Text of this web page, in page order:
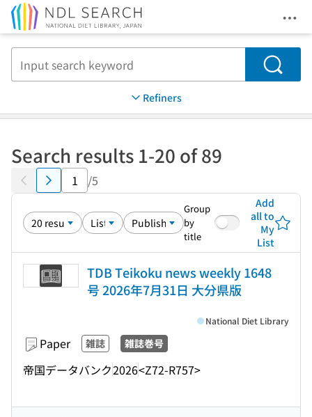
Search
Refiners
Search results 1-20 of 89
/5
Group
by
title
Add
all to
My
List
TDB Teikoku news weekly 1648
号 2026年7月31日 大分県版
Paper 雑誌 雑誌巻号
帝国データバンク2026<Z72-R757>
National Diet Library